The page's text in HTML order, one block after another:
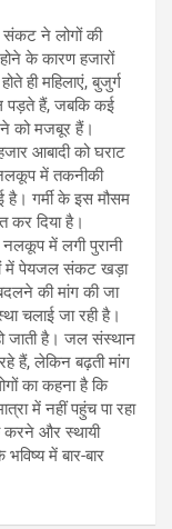
संकट ने लोगों की
के कारण हजारों
ही महिलाएं, बुजुर्ग
पड़ते हैं, जबकि कई
को मजबूर हैं।
आबादी को घराट
में तकनीकी
है। गर्मी के इस मौसम
कर दिया है।
नलकूप में लगी पुरानी
में पेयजल संकट खड़ा
की मांग की जा
चलाई जा रही है।
जाती है। जल संस्थान
हैं, लेकिन बढ़ती मांग
का कहना है कि
में नहीं पहुंच पा रहा
करने और स्थायी
में बार-बार